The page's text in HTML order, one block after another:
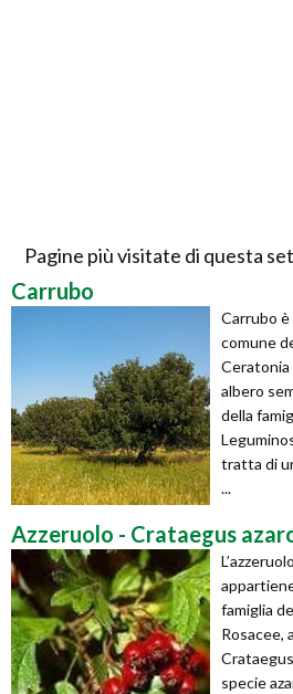
Pagine più visitate di questa
Carrubo
Carrubo è
comune
Ceratonia
albero
della
tratta di
...
Azzeruolo - Crataegus
L’azzeruolo
famiglia
Rosacee,
specie